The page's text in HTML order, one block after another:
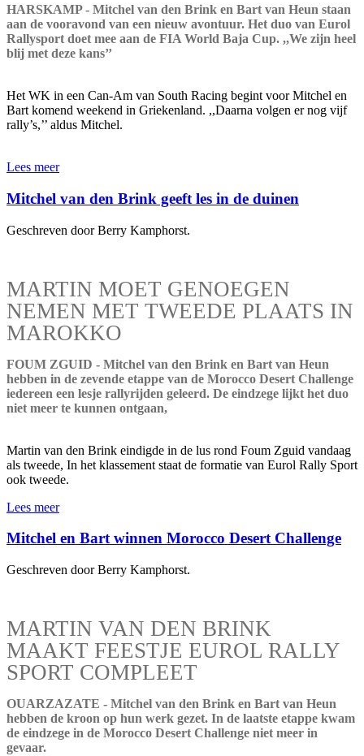
HARSKAMP - Mitchel van den Brink en Bart van Heun staan
aan de vooravond van een nieuw avontuur. Het duo van Eurol
Rallysport doet mee aan de FIA World Baja Cup. ,,We zijn heel
blij met deze kans’’
Het WK in een Can-Am van South Racing begint voor Mitchel en
Bart komend weekend in Griekenland. ,,Daarna volgen er nog vijf
rally’s,’’ aldus Mitchel.
Lees meer
Mitchel van den Brink geeft les in de duinen
Geschreven door Berry Kamphorst.
MARTIN MOET GENOEGEN
NEMEN MET TWEEDE PLAATS IN
MAROKKO
FOUM ZGUID - Mitchel van den Brink en Bart van Heun
hebben in de zevende etappe van de Morocco Desert Challenge
iedereen een lesje rallyrijden geleerd. De eindzege lijkt het duo
niet meer te kunnen ontgaan,
Martin van den Brink eindigde in de lus rond Foum Zguid vandaag
als tweede, In het klassement staat de formatie van Eurol Rally Sport
ook tweede.
Lees meer
Mitchel en Bart winnen Morocco Desert Challenge
Geschreven door Berry Kamphorst.
MARTIN VAN DEN BRINK
MAAKT FEESTJE EUROL RALLY
SPORT COMPLEET
OUARZAZATE - Mitchel van den Brink en Bart van Heun
hebben de kroon op hun werk gezet. In de laatste etappe kwam
de eindzege in de Morocco Desert Challenge niet meer in
gevaar.